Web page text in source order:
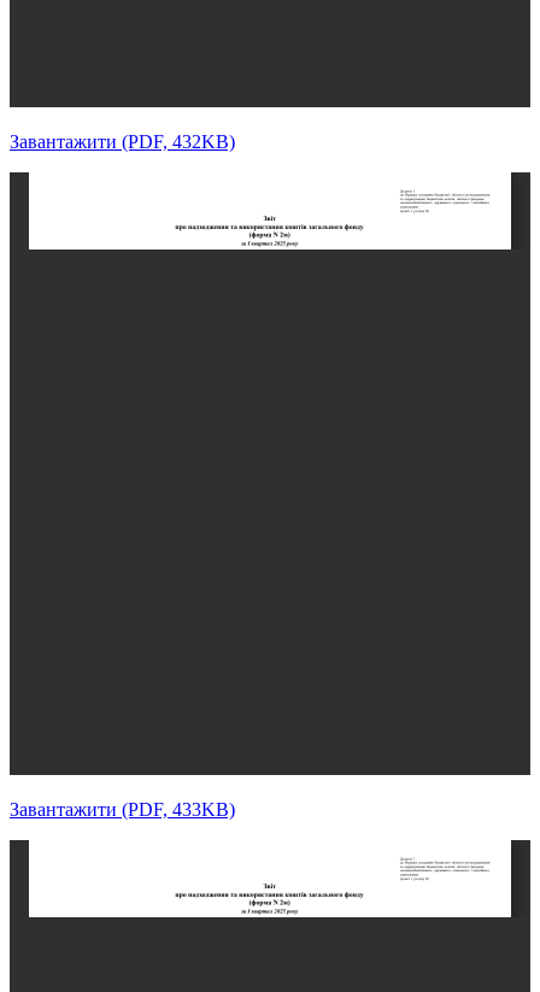
Завантажити (PDF, 432KB)
Завантажити (PDF, 433KB)